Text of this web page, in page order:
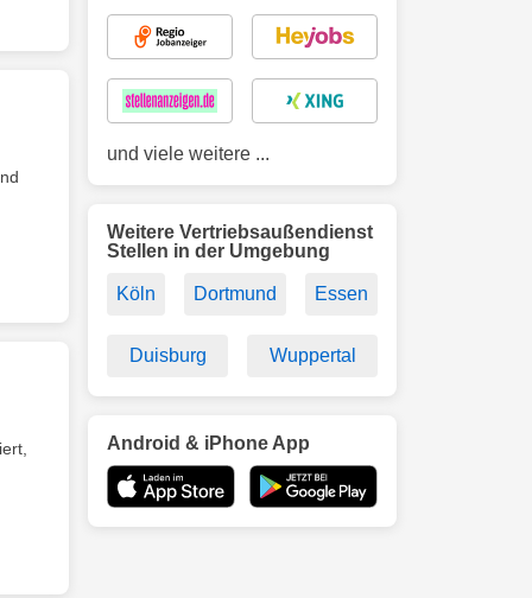
und viele weitere ...
Weitere Vertriebsaußendienst
Stellen in der Umgebung
Köln Dortmund Essen
Duisburg Wuppertal
Android & iPhone App